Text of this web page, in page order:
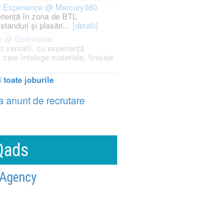
@ Mercury360
în zona de BTL
și plasări... [detalii]
@ Godmother
versatil, cu experiență
înțelege materiale, finisaje
toate joburile
anunt de recrutare